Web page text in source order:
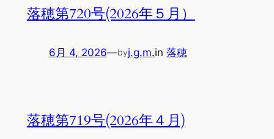
落穂第720号(2026年５月）
6月 4, 2026—byj.g.m.in 落穂
落穂第719号(2026年４月)